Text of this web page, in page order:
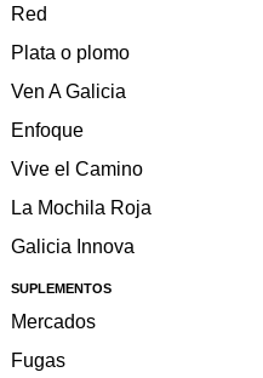
Red
Plata o plomo
Ven A Galicia
Enfoque
Vive el Camino
La Mochila Roja
Galicia Innova
SUPLEMENTOS
Mercados
Fugas